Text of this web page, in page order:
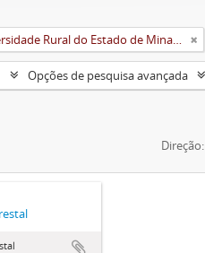
Universidade Rural do Estado de Minas Gerais (Uremg)
Opções de pesquisa avançada
Direção: